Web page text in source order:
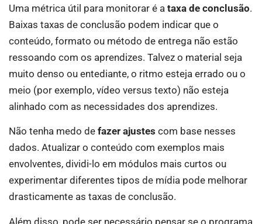
Uma métrica útil para monitorar é a taxa de conclusão.
Baixas taxas de conclusão podem indicar que o
conteúdo, formato ou método de entrega não estão
ressoando com os aprendizes. Talvez o material seja
muito denso ou entediante, o ritmo esteja errado ou o
meio (por exemplo, vídeo versus texto) não esteja
alinhado com as necessidades dos aprendizes.
Não tenha medo de fazer ajustes com base nesses
dados. Atualizar o conteúdo com exemplos mais
envolventes, dividi-lo em módulos mais curtos ou
experimentar diferentes tipos de mídia pode melhorar
drasticamente as taxas de conclusão.
Além disso, pode ser necessário pensar se o programa